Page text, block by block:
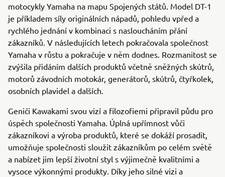
motocykly Yamaha na mapu Spojených států. Model DT-1
je příkladem síly originálních nápadů, pohledu vpřed a
rychlého jednání v kombinaci s nasloucháním přání
zákazníků. V následujících letech pokračovala společnost
Yamaha v růstu a pokračuje v něm dodnes. Rozmanitost se
zvýšila přidáním dalších produktů včetně sněžných skútrů,
motorů závodních motokár, generátorů, skútrů, čtyřkolek,
osobních plavidel a dalších.
Geniči Kawakami svou vizí a filozofiemi připravil půdu pro
úspěch společnosti Yamaha. Úplná upřímnost vůči
zákazníkovi a výroba produktů, které se dokáží prosadit,
umožňuje společnosti sloužit zákazníkům po celém světě
a nabízet jim lepší životní styl s výjimečně kvalitními a
vysoce výkonnými produkty. Díky jeho silné vizi a